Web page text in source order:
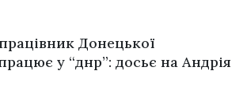
Донецької
у “днр”: досьє на Андрія